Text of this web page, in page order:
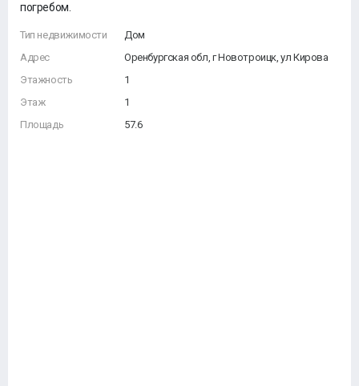
погребом.
Тип недвижимости
Адрес
Этажность
Этаж
Площадь
Дом
Оренбургская обл, г Новотроицк, ул Кирова
1
1
57.6